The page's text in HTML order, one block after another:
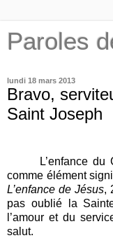
Paroles
lundi 18 mars 2013
Bravo,
Saint Joseph
L’enfance
comme élément
L’enfance de Jésus,
pas oublié la
l’amour et du
salut.